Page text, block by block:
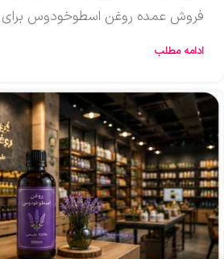
فروش عمده روغن اسطوخودوس برای
ادامه مطلب